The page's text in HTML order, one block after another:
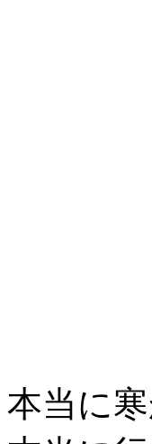
本当に